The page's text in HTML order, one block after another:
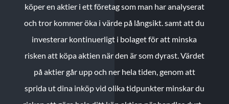
köper en aktier i ett företag som man har analyserat
och tror kommer öka i värde på långsikt. samt att du
investerar kontinuerligt i bolaget för att minska
risken att köpa aktien när den är som dyrast. Värdet
på aktier går upp och ner hela tiden, genom att
sprida ut dina inköp vid olika tidpunkter minskar du